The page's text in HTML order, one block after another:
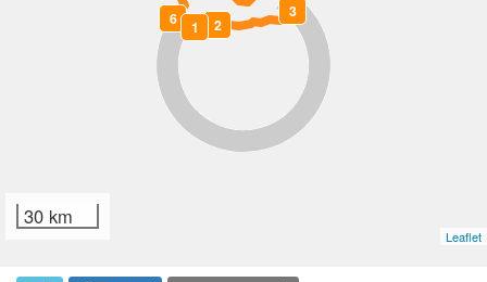
0 1 2
3
6
30 km
Leaflet